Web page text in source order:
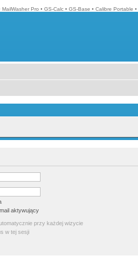
MailWasher Pro • GS-Calc • GS-Base • Calibre Portable •
aktywujący
przy każdej wizycie
w tej sesji